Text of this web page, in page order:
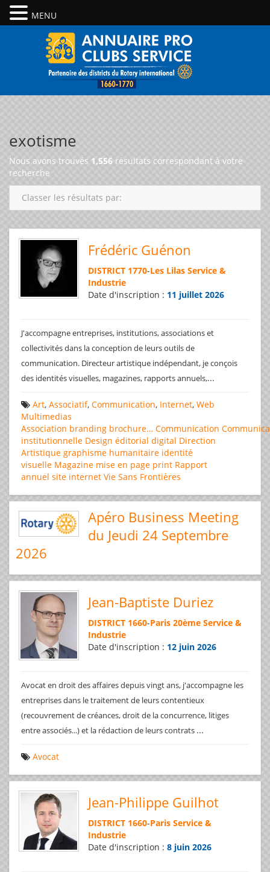
exotisme
Nous avons trouvés 1,556 résultats correspondant à votre
recherche
Classer les résultats par:
Frédéric Guénon
DISTRICT 1770-Les Lilas Service &
Industrie
Date d'inscription : 11 juillet 2026
J'accompagne entreprises, institutions, associations et
collectivités dans la conception de leurs outils de
communication. Directeur artistique indépendant, je conçois
des identités visuelles, magazines, rapports annuels,...
Art, Associatif, Communication, Internet, Web
Multimedias
Association branding brochure… Communication
institutionnelle Design éditorial digital Direction
Artistique graphisme humanitaire identité
visuelle Magazine mise en page print Rapport
annuel site internet Vie Sans Frontières
Apéro Business Meeting
du Jeudi 24 Septembre
2026
Jean-Baptiste Duriez
DISTRICT 1660-Paris 20ème Service &
Industrie
Date d'inscription : 12 juin 2026
Avocat en droit des affaires depuis vingt ans, j'accompagne les
entreprises dans le traitement de leurs contentieux
(recouvrement de créances, droit de la concurrence, litiges
entre associés...) et la rédaction de leurs contrats ...
Avocat
Jean-Philippe Guilhot
DISTRICT 1660-Paris Service &
Industrie
Date d'inscription : 8 juin 2026
MENU